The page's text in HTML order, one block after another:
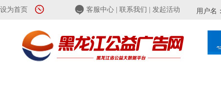
设为首页 客服中心 联系我们 发起活动 用户名